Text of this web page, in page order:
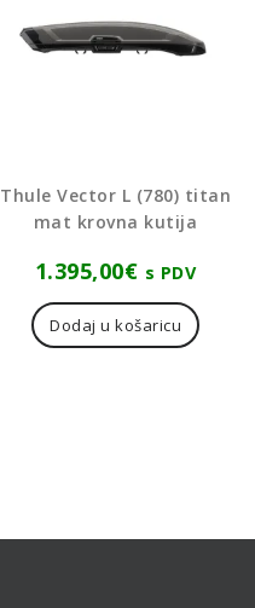
Thule Vector L (780) titan
mat krovna kutija
1.395,00€ s PDV
Dodaj u košaricu